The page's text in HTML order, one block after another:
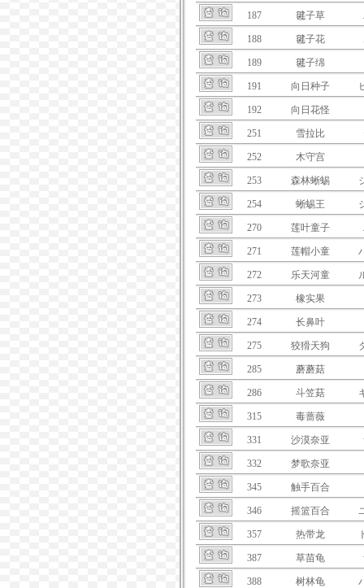
187 毽子草
188 毽子花
189 毽子绵
191 向日种子
192 向日花怪
251 雪拉比
252 木守宫
253 森林蜥蜴
254 蜥蜴王
270 莲叶童子
271 莲帽小童
272 乐天河童
273 橡实果
274 长鼻叶
275 狡猾天狗
285 蘑蘑菇
286 斗笠菇
315 毒蔷薇
331 沙漠奈亚
332 梦歌奈亚
345 触手百合
346 摇篮百合
357 热带龙
387 草苗龟
388 树林龟